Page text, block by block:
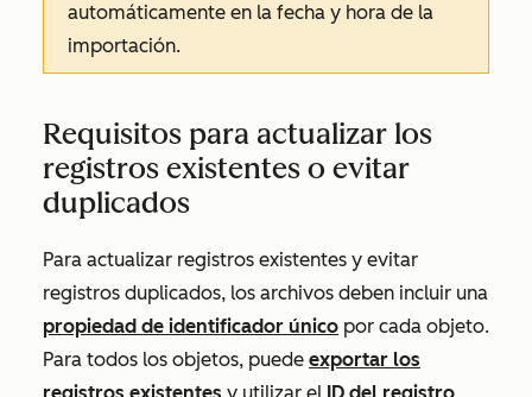
automáticamente en la fecha y hora de la
importación.
Requisitos para actualizar los
registros existentes o evitar
duplicados
Para actualizar registros existentes y evitar
registros duplicados, los archivos deben incluir una
propiedad de identificador único por cada objeto.
Para todos los objetos, puede exportar los